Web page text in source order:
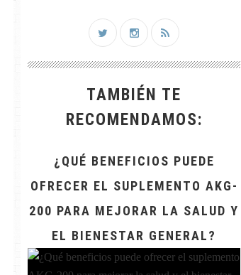
TAMBIÉN TE
RECOMENDAMOS:
¿QUÉ BENEFICIOS PUEDE
OFRECER EL SUPLEMENTO AKG-
200 PARA MEJORAR LA SALUD Y
EL BIENESTAR GENERAL?